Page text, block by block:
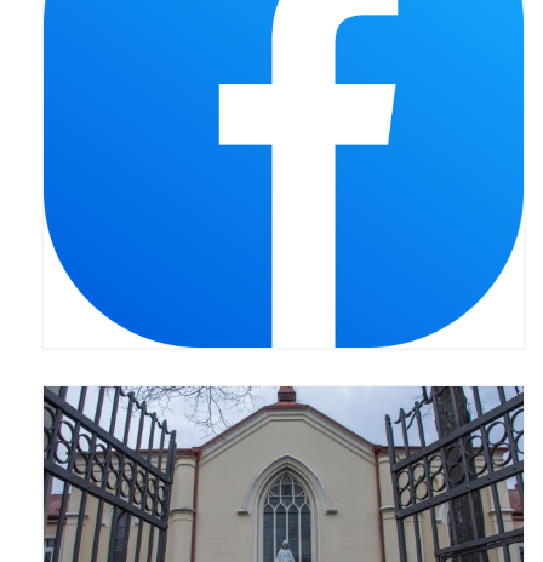
Złoty Jubileusz
Pasterka 2021
Odpust 2021
Kościół Stacyjny Wielkiego Postu 2021
Pierwsza Komunia Święta
Pierwsza Komunia Święta – Grupa 1